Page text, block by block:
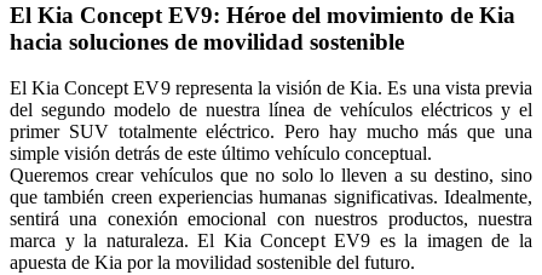
El Kia Concept EV9: Héroe del movimiento de Kia
hacia soluciones de movilidad sostenible
El Kia Concept EV9 representa la visión de Kia. Es una vista previa
del segundo modelo de nuestra línea de vehículos eléctricos y el
primer SUV totalmente eléctrico. Pero hay mucho más que una
simple visión detrás de este último vehículo conceptual.
Queremos crear vehículos que no solo lo lleven a su destino, sino
que también creen experiencias humanas significativas. Idealmente,
sentirá una conexión emocional con nuestros productos, nuestra
marca y la naturaleza. El Kia Concept EV9 es la imagen de la
apuesta de Kia por la movilidad sostenible del futuro.